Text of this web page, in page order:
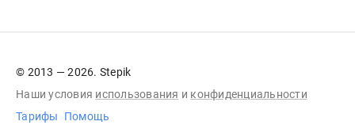
© 2013 — 2026. Stepik
Наши условия использования и конфиденциальности
Тарифы
Помощь